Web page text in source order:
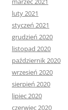
luty 2021
styczeń 2021
grudzień 2020
listopad 2020
październik 2020
wrzesień 2020
sierpień 2020
lipiec 2020
czerwiec 2020